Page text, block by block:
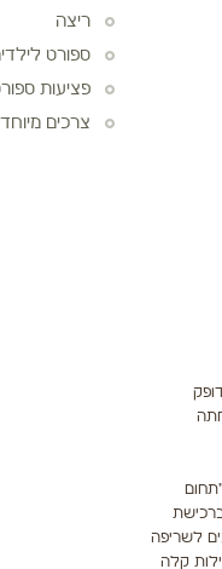
לשריפה
קלה
ריצה
ספורט
פציעות
צרכים